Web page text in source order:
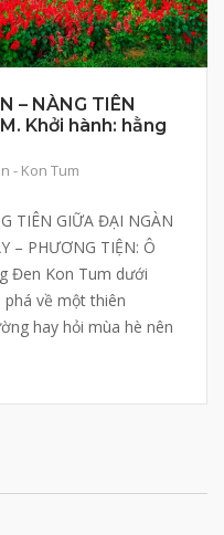
– NÀNG TIÊN
Khởi hành: hằng
- Kon Tum
TIÊN GIỮA ĐẠI NGÀN
– PHƯƠNG TIỆN: Ô
Đen Kon Tum dưới
về một thiên
hay hỏi mùa hè nên